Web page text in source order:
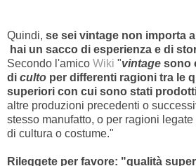
Quindi, se sei vintage non importa
hai un sacco di esperienza e di
Secondo l'amico Wiki "vintage sono
di culto per differenti ragioni tra le
superiori con cui sono stati
altre produzioni precedenti o
stesso manufatto, o per ragioni legate
di cultura o costume."
Rileggete per favore: "qualità